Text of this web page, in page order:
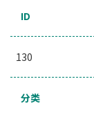
ID
130
分类